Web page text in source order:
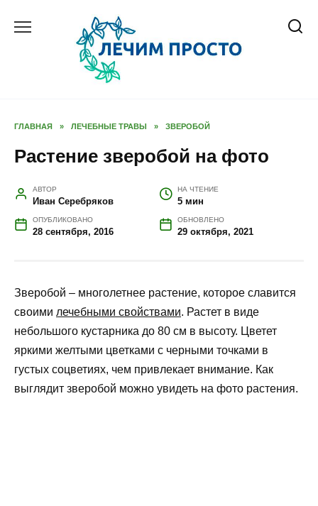
ГЛАВНАЯ » ЛЕЧЕБНЫЕ ТРАВЫ » ЗВЕРОБОЙ
Растение зверобой на фото
АВТОР
Иван Серебряков
НА ЧТЕНИЕ
5 мин
ОПУБЛИКОВАНО
28 сентября, 2016
ОБНОВЛЕНО
29 октября, 2021
Зверобой – многолетнее растение, которое славится
своими лечебными свойствами. Растет в виде
небольшого кустарника до 80 см в высоту. Цветет
яркими желтыми цветками с черными точками в
густых соцветиях, чем привлекает внимание. Как
выглядит зверобой можно увидеть на фото растения.